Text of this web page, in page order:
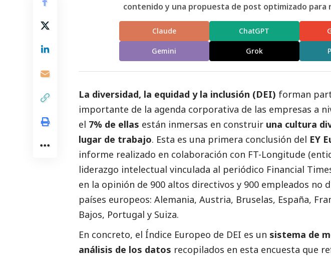
contenido y una propuesta de post optimizado para
Claude ChatGPT
Gemini Grok
La diversidad, la equidad y la inclusión (DEI) forman
importante de la agenda corporativa de las empresas a
el 7% de ellas están inmersas en construir una cultura
lugar de trabajo. Esta es una primera conclusión del EY
informe realizado en colaboración con FT-Longitude
liderazgo intelectual vinculada al periódico Financial
en la opinión de 900 altos directivos y 900 empleados no
países europeos: Alemania, Austria, Bruselas, España,
Bajos, Portugal y Suiza.
En concreto, el Índice Europeo de DEI es un sistema de
análisis de los datos recopilados en esta encuesta que